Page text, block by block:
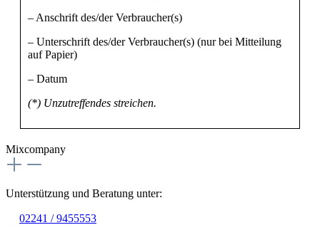
– Anschrift des/der Verbraucher(s)
– Unterschrift des/der Verbraucher(s) (nur bei Mitteilung
auf Papier)
– Datum
(*) Unzutreffendes streichen.
Mixcompany
Unterstützung und Beratung unter:
02241 / 9455553